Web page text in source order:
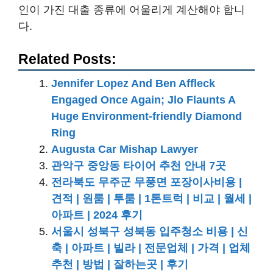
인이 가진 대출 종류에 어울리게 계산해야 합니
다.
Related Posts:
Jennifer Lopez And Ben Affleck
Engaged Once Again; Jlo Flaunts A
Huge Environment-friendly Diamond
Ring
Augusta Car Mishap Lawyer
관악구 중앙동 타이어 추천 안내 7곳
전라북도 무주군 무풍면 포장이사비용 |
견적 | 원룸 | 투룸 | 1톤트럭 | 비교 | 월세 |
아파트 | 2024 후기
서울시 성북구 성북동 입주청소 비용 | 신
축 | 아파트 | 빌라 | 전문업체 | 가격 | 업체
추천 | 방법 | 잘하는곳 | 후기